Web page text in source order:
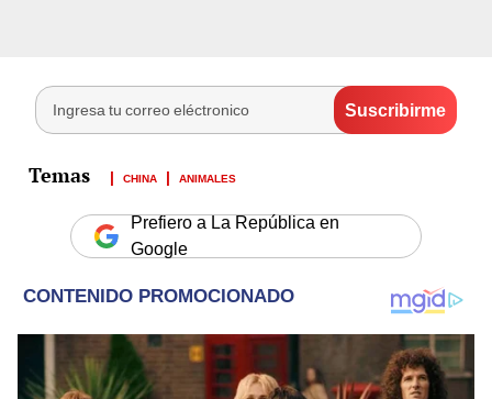
CHINA ANIMALES
Prefiero a La República en
Google